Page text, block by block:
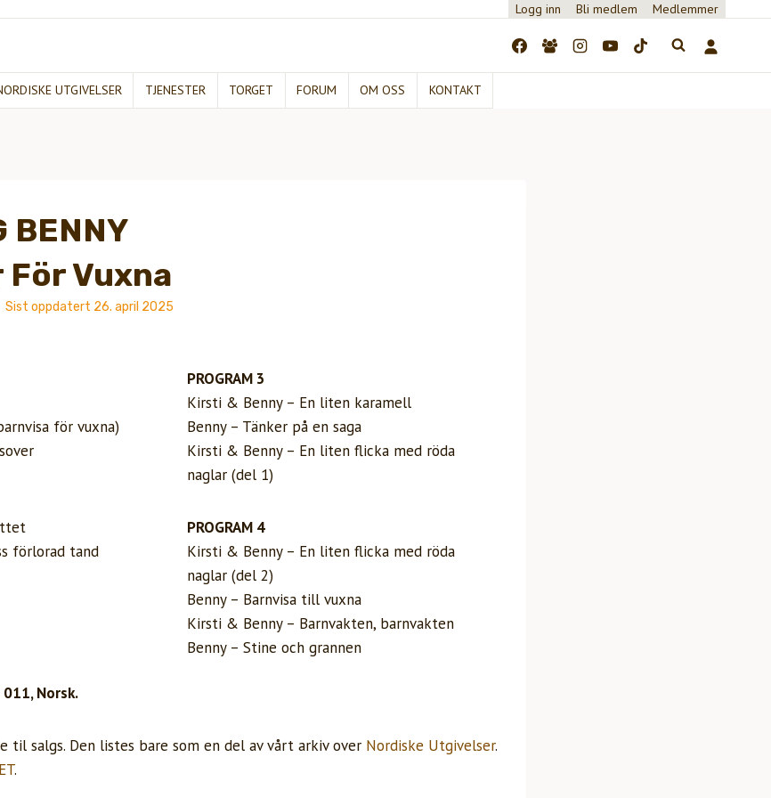
Logg inn Bli medlem Medlemmer
UTGIVELSER TJENESTER TORGET FORUM OM OSS KONTAKT
BENNY
Vuxna
Sist oppdatert 26. april 2025
för vuxna)
förlorad tand
PROGRAM 3
Kirsti & Benny – En liten karamell
Benny – Tänker på en saga
Kirsti & Benny – En liten flicka med röda
naglar (del 1)
PROGRAM 4
Kirsti & Benny – En liten flicka med röda
naglar (del 2)
Benny – Barnvisa till vuxna
Kirsti & Benny – Barnvakten, barnvakten
Benny – Stine och grannen
Norsk.
til salgs. Den listes bare som en del av vårt arkiv over Nordiske Utgivelser.
.